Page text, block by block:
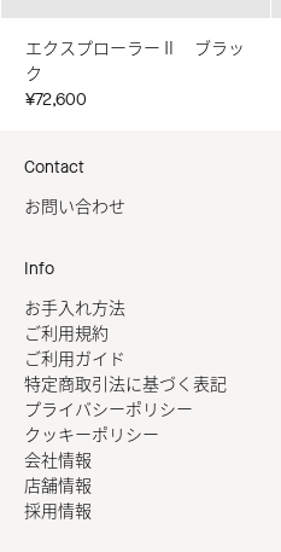
エクスプローラーⅡ ブラッ
ク
¥72,600
Contact
お問い合わせ
Info
お手入れ方法
ご利用規約
ご利用ガイド
特定商取引法に基づく表記
プライバシーポリシー
クッキーポリシー
会社情報
店舗情報
採用情報